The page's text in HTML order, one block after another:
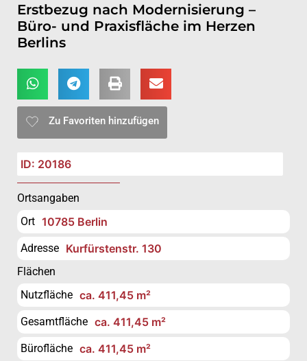
Erstbezug nach Modernisierung –
Büro- und Praxisfläche im Herzen
Berlins
Zu Favoriten hinzufügen
ID: 20186
Ortsangaben
Ort 10785 Berlin
Adresse Kurfürstenstr. 130
Flächen
Nutzfläche ca. 411,45 m²
Gesamtfläche ca. 411,45 m²
Bürofläche ca. 411,45 m²